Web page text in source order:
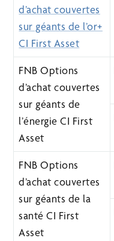
d’achat couvertes
sur géants de l’or+
CI First Asset
FNB Options
d’achat couvertes
sur géants de
l’énergie CI First
Asset
FNB Options
d’achat couvertes
sur géants de la
santé CI First
Asset